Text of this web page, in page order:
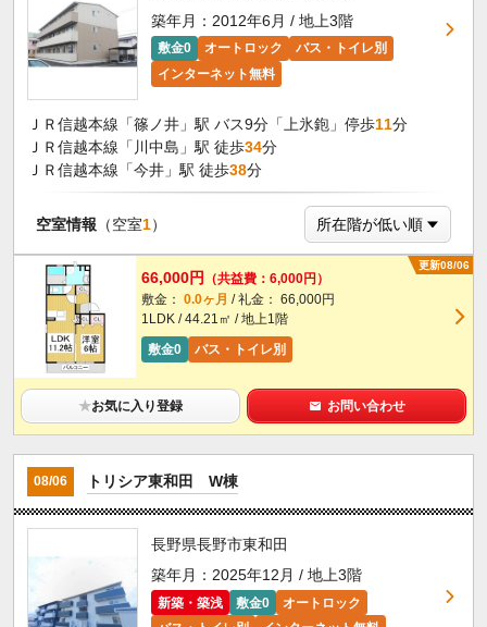
築年月：2012年6月 / 地上3階
敷金0 オートロック
バス・トイレ別
インターネット無料
ＪＲ信越本線「篠ノ井」駅 バス9分「上氷鉋」停歩11分
ＪＲ信越本線「川中島」駅 徒歩34分
ＪＲ信越本線「今井」駅 徒歩38分
空室情報 （空室1）
更新08/06
66,000円
（共益費：6,000円）
敷金： 0.0ヶ月 / 礼金： 66,000円
1LDK / 44.21㎡ / 地上1階
敷金0
バス・トイレ別
★お気に入り登録 お問い合わせ
08/06 トリシア東和田 W棟
長野県長野市東和田
築年月：2025年12月 / 地上3階
新築・築浅 敷金0
オートロック